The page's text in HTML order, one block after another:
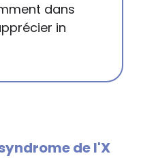
dans
in
de l'X